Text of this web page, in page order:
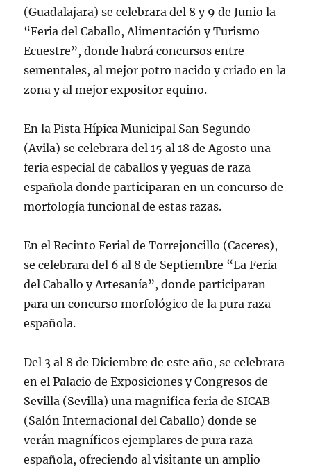
(Guadalajara) se celebrara del 8 y 9 de Junio la
“Feria del Caballo, Alimentación y Turismo
Ecuestre”, donde habrá concursos entre
sementales, al mejor potro nacido y criado en la
zona y al mejor expositor equino.
En la Pista Hípica Municipal San Segundo
(Avila) se celebrara del 15 al 18 de Agosto una
feria especial de caballos y yeguas de raza
española donde participaran en un concurso de
morfología funcional de estas razas.
En el Recinto Ferial de Torrejoncillo (Caceres),
se celebrara del 6 al 8 de Septiembre “La Feria
del Caballo y Artesanía”, donde participaran
para un concurso morfológico de la pura raza
española.
Del 3 al 8 de Diciembre de este año, se celebrara
en el Palacio de Exposiciones y Congresos de
Sevilla (Sevilla) una magnifica feria de SICAB
(Salón Internacional del Caballo) donde se
verán magníficos ejemplares de pura raza
española, ofreciendo al visitante un amplio